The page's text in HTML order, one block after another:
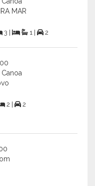
MAR
3 | 1 | 2
2 | 2